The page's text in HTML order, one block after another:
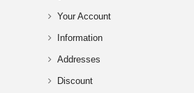
Your Account
Information
Addresses
Discount